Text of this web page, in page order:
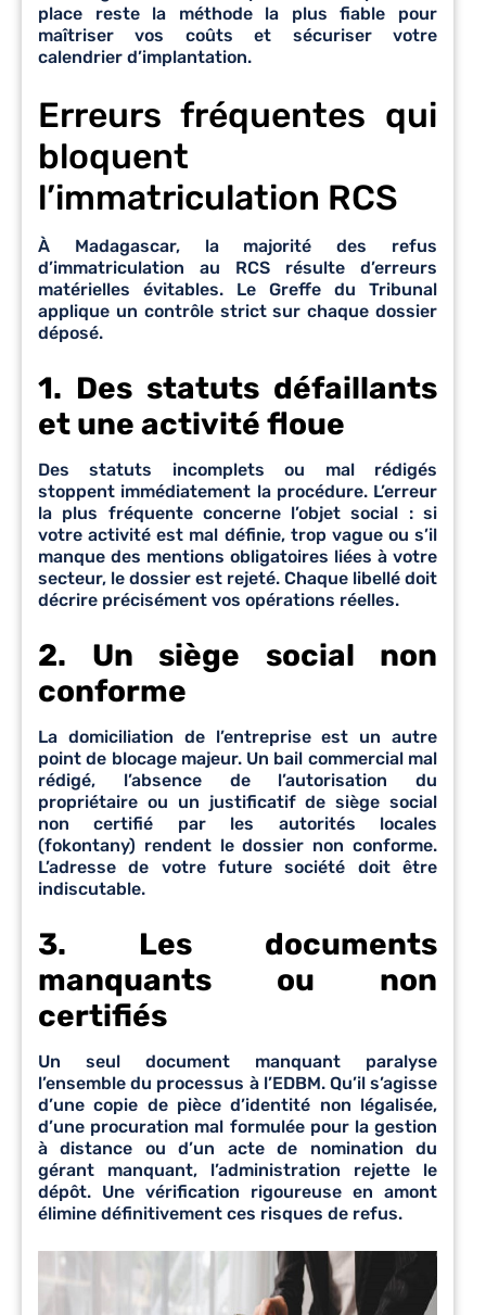
place reste la méthode la plus fiable pour
maîtriser vos coûts et sécuriser votre
calendrier d’implantation.
Erreurs fréquentes qui
bloquent
l’immatriculation RCS
À Madagascar, la majorité des refus
d’immatriculation au RCS résulte d’erreurs
matérielles évitables. Le Greffe du Tribunal
applique un contrôle strict sur chaque dossier
déposé.
1. Des statuts défaillants
et une activité floue
Des statuts incomplets ou mal rédigés
stoppent immédiatement la procédure. L’erreur
la plus fréquente concerne l’objet social : si
votre activité est mal définie, trop vague ou s’il
manque des mentions obligatoires liées à votre
secteur, le dossier est rejeté. Chaque libellé doit
décrire précisément vos opérations réelles.
2. Un siège social non
conforme
La domiciliation de l’entreprise est un autre
point de blocage majeur. Un bail commercial mal
rédigé, l’absence de l’autorisation du
propriétaire ou un justificatif de siège social
non certifié par les autorités locales
(fokontany) rendent le dossier non conforme.
L’adresse de votre future société doit être
indiscutable.
3. Les documents
manquants ou non
certifiés
Un seul document manquant paralyse
l’ensemble du processus à l’EDBM. Qu’il s’agisse
d’une copie de pièce d’identité non légalisée,
d’une procuration mal formulée pour la gestion
à distance ou d’un acte de nomination du
gérant manquant, l’administration rejette le
dépôt. Une vérification rigoureuse en amont
élimine définitivement ces risques de refus.